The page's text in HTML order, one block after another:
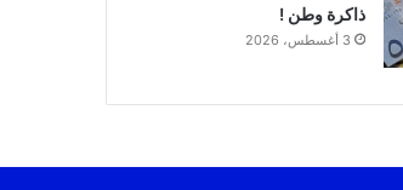
ذاكرة وطن !
3 أغسطس، 2026